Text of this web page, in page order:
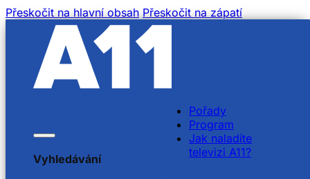
Přeskočit na hlavní obsah Přeskočit na zápatí
Vyhledávání
Pořady
Program
Jak naladíte
televizi A11?